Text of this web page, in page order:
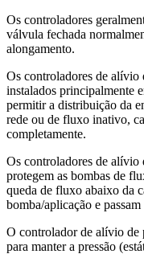
Os controladores
válvula fechada
alongamento.
Os controladores de alívio
instalados principalmente
permitir a distribuição da
rede ou de fluxo inativo,
completamente.
Os controladores de alívio
protegem as bombas de
queda de fluxo abaixo da
bomba/aplicação e
O controlador de alívio de
para manter a pressão